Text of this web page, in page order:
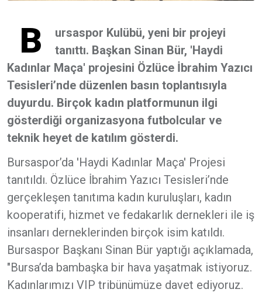
B
ursaspor Kulübü, yeni bir projeyi
tanıttı. Başkan Sinan Bür, 'Haydi
Kadınlar Maça' projesini Özlüce İbrahim Yazıcı
Tesisleri’nde düzenlen basın toplantısıyla
duyurdu. Birçok kadın platformunun ilgi
gösterdiği organizasyona futbolcular ve
teknik heyet de katılım gösterdi.
Bursaspor’da 'Haydi Kadınlar Maça' Projesi
tanıtıldı. Özlüce İbrahim Yazıcı Tesisleri’nde
gerçekleşen tanıtıma kadın kuruluşları, kadın
kooperatifi, hizmet ve fedakarlık dernekleri ile iş
insanları derneklerinden birçok isim katıldı.
Bursaspor Başkanı Sinan Bür yaptığı açıklamada,
"Bursa’da bambaşka bir hava yaşatmak istiyoruz.
Kadınlarımızı VIP tribünümüze davet ediyoruz.